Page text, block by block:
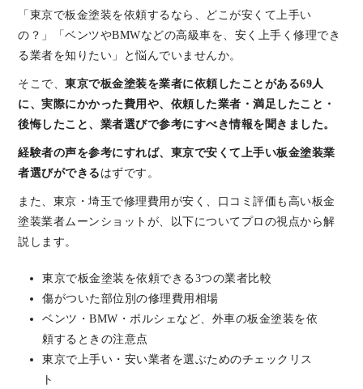
「東京で板金塗装を依頼するなら、どこが安くて上手い
の？」「ベンツやBMWなどの高級車を、安く上手く修理でき
る業者を知りたい」と悩んでいませんか。
そこで、 東京で板金塗装を業者に依頼したことがある69人
に、実際にかかった費用や、依頼した業者・満足したこと・
後悔したこと、業者選びで参考にすべき情報を聞きました。
経験者の声を参考にすれば、東京で安くて上手い板金塗装業
者選びができる はずです。
また、東京・埼玉で修理費用が安く、口コミ評価も高い板金
塗装業者ムーンショットが、以下についてプロの視点から解
説します。
東京で板金塗装を依頼できる3つの業者比較
傷がついた部位別の修理費用相場
ベンツ・BMW・ポルシェなど、外車の板金塗装を依
頼するときの注意点
東京で上手い・安い業者を選ぶためのチェックリス
ト